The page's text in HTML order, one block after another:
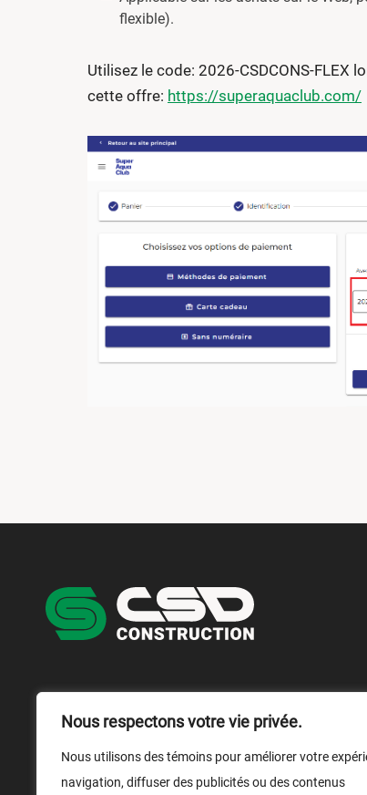
Nous respectons votre vie privée.
Nous utilisons des témoins pour améliorer votre
navigation, diffuser des publicités ou des contenus
flexible).
Utilisez le code: 2026-CSDCONS-FLEX
cette offre: https://superaquaclub.com/
1 866 899-1029
Nous écrire